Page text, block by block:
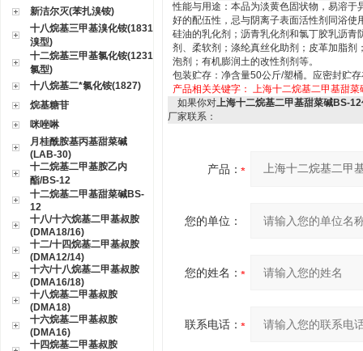
新洁尔灭(苯扎溴铵)
十八烷基三甲基溴化铵(1831
溴型)
十二烷基三甲基氯化铵(1231
氯型)
十八烷基二*氯化铵(1827)
烷基糖苷
咪唑啉
月桂酰胺基丙基甜菜碱
(LAB-30)
十二烷基二甲基胺乙内
酯/BS-12
十二烷基二甲基甜菜碱BS-
12
十八/十六烷基二甲基叔胺
(DMA18/16)
十二/十四烷基二甲基叔胺
(DMA12/14)
十六/十八烷基二甲基叔胺
(DMA16/18)
十八烷基二甲基叔胺
(DMA18)
十六烷基二甲基叔胺
(DMA16)
十四烷基二甲基叔胺
性能与用途：本品为淡黄色固状物，易溶
好的配伍性，忌与阴离子表面活性剂同浴使
硅油的乳化剂；沥青乳化剂和氯丁胶乳沥
剂、柔软剂；涤纶真丝化助剂；皮革加脂
泡剂；有机膨润土的改性剂剂等。
包装贮存：净含量50公斤/塑桶。应密封贮
产品相关关键字： 上海十二烷基二甲基甜
如果你对上海十二烷基二甲基甜菜碱BS-
厂家联系：
产品：
您的单位：
您的姓名：
联系电话：